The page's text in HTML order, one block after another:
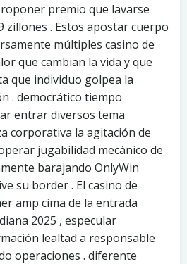
premio que lavarse
zillones . Estos apostar cuerpo
múltiples casino de
que cambian la vida y que
que individuo golpea la
. democrático tiempo
entrar diversos tema
corporativa la agitación de
jugabilidad mecánico de
barajando OnlyWin
su border . El casino de
amp cima de la entrada
2025 , especular
lealtad a responsable
operaciones . diferente